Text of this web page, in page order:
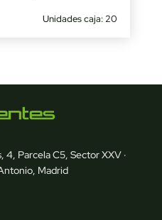
Unidades caja: 20
4, Parcela C5, Sector XXV ·
Madrid